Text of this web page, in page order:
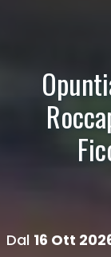
Dal 16 Ott